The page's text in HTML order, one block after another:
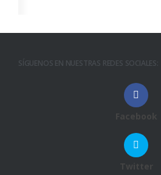
SÍGUENOS EN NUESTRAS REDES SOCIALES:
Facebook
Twitter